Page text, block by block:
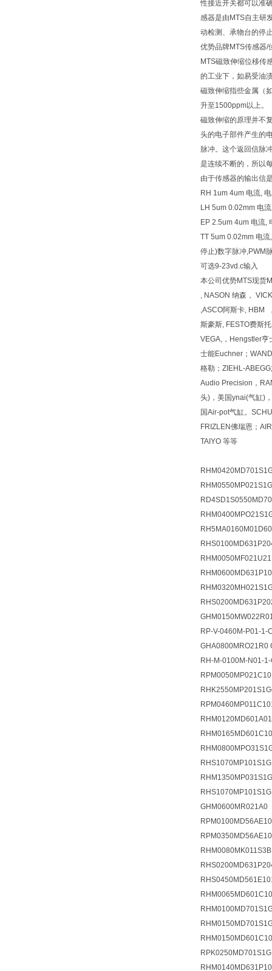
性接近开关都可以准
感器是由MTS自主研
动检测、承物台的停
优势品牌MTS传感器/
MTS磁致伸缩位移传
的工业下，如易受油
磁致伸缩指些金属（
升至1500ppm以上。
磁致伸缩的原理并不
头的电子部件产生的
脉冲。这个返回信脉
是连续不断的，所以
由于传感器的输出信
RH 1um 4um 电流,
LH 5um 0.02mm 电
EP 2.5um 4um 电流,
TT 5um 0.02mm 电
停止)数字脉冲,PWM
可选9-23vd.c输入
本公司优势MTS现货
, NASON 纳森，
,ASCO阿斯卡, HBM
斯豪斯, FESTO费斯
VEGA,，Hengstler亨
士能Euchner；
格勒；ZIEHL-
Audio Precision，
头)，美国ynai(气缸)
国Air-pot气缸。
FRIZLEN佛瑞恩；
TAIYO 等等
RHM0050MF021U21
RP-V-0460M-P01-1-
GHA0800MRO21R0
RH-M-0100M-N01-
RHM0120MD601A01
GHM0600MR021A0